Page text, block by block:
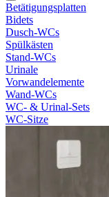
Betätigungsplatten
Bidets
Dusch-WCs
Spülkästen
Stand-WCs
Urinale
Vorwandelemente
Wand-WCs
WC- & Urinal-Sets
WC-Sitze